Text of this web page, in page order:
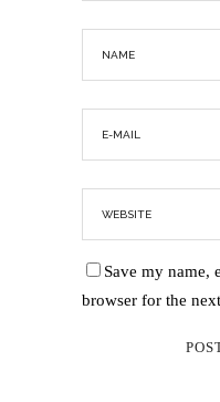
Save my name,
browser for the